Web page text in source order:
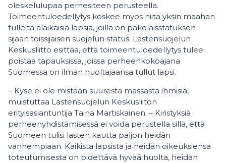
oleskelulupaa perhesiteen perusteella.
Toimeentuloedellytys koskee myös niitä yksin maahan
tulleita alaikäisiä lapsia, joilla on pakolaisstatuksen
sijaan toissijaisen suojelun status. Lastensuojelun
Keskusliitto esittää, että toimeentuloedellytys tulee
poistaa tapauksissa, joissa perheenkokoajana
Suomessa on ilman huoltajaansa tullut lapsi.
– Kyse ei ole mistään suuresta massasta ihmisiä,
muistuttaa Lastensuojelun Keskusliiton
erityisasiantuntija Taina Martiskainen. – Kiristyksiä
perheenyhdistämisessä ei voida perustella sillä, että
Suomeen tulisi lasten kautta paljon heidän
vanhempiaan. Kaikista lapsista ja heidän oikeuksiensa
toteutumisesta on pidettävä hyvää huolta, heidän